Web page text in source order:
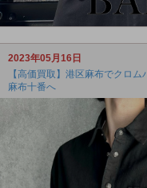
2023年05月16日
【高価買取】港区麻布でクロ
麻布十番へ